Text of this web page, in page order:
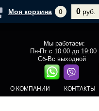
Мы работаем:
Пн-Пт с 10:00 до 19:00
Сб-Вс выходной
О КОМПАНИИ КОНТАКТЫ
Моя корзина 0 0 руб.